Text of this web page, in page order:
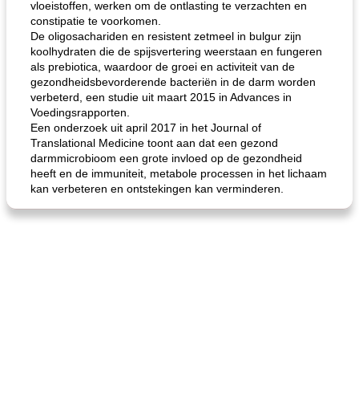
gemakkelijke rijst en hamburger een gerecht diner
vloeistoffen, werken om de ontlasting te verzachten en
constipatie te voorkomen.
De oligosachariden en resistent zetmeel in bulgur zijn
koolhydraten die de spijsvertering weerstaan ​​en fungeren
als prebiotica, waardoor de groei en activiteit van de
gezondheidsbevorderende bacteriën in de darm worden
verbeterd, een studie uit maart 2015 in Advances in
Voedingsrapporten.
Een onderzoek uit april 2017 in het Journal of
Translational Medicine toont aan dat een gezond
darmmicrobioom een ​​grote invloed op de gezondheid
heeft en de immuniteit, metabole processen in het lichaam
kan verbeteren en ontstekingen kan verminderen.